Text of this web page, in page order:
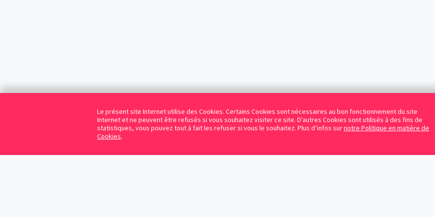
Le présent site Internet utilise des Cookies. Certains Cookies sont nécessaires au bon fonctionnement du site
Internet et ne peuvent être refusés si vous souhaitez visiter ce site. D'autres Cookies sont utilisés à des fins de
statistiques, vous pouvez tout à fait les refuser si vous le souhaitez. Plus d’infos surnotre Politique en matière de
Cookies.